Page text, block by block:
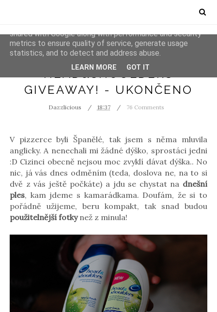
GIVEAWAYS
HEAD&SHOULDERS
GIVEAWAY! - UKONČENO
Dazzlicious 18:37 76 Comments
V pizzerce byli Španělé, tak jsem s něma mluvila
anglicky. A nenechali mi žádné dýško, sprostáci jedni
:D Cizinci obecně nejsou moc zvyklí dávat dýška.. No
nic, já vás dnes odměním (teda, doslova ne, na to si
dvě z vás ještě počkáte) a jdu se chystat na dnešní
ples, kam jdeme s kamarádkama. Doufám, že si to
pořádně užijeme, beru kompakt, tak snad budou
použitelnější fotkynež z minula!
This site uses cookies from Google to deliver its services
shared with Google along with performance and security
metrics to ensure quality of service, generate usage
statistics, and to detect and address abuse.
LEARN MORE GOT IT